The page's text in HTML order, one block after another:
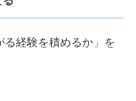
る経験を積めるか」を